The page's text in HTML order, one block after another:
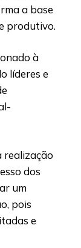
a base
produtivo.
à
líderes e
realização
dos
um
pois
e